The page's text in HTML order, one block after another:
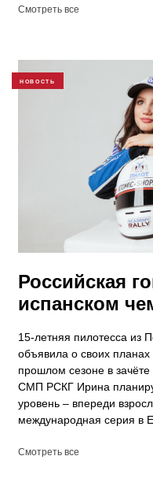
Смотреть все
НОВОСТЬ
Российская
испанском
15-летняя пилотесса из
объявила о своих
прошлом сезоне в
СМП РСКГ Ирина
уровень – впереди
международная серия в
Смотреть все